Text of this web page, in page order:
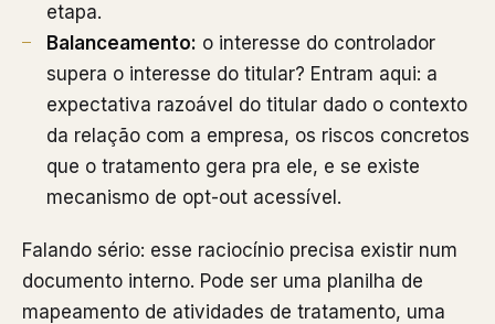
etapa.
Balanceamento: o interesse do controlador
supera o interesse do titular? Entram aqui: a
expectativa razoável do titular dado o contexto
da relação com a empresa, os riscos concretos
que o tratamento gera pra ele, e se existe
mecanismo de opt-out acessível.
Falando sério: esse raciocínio precisa existir num
documento interno. Pode ser uma planilha de
mapeamento de atividades de tratamento, uma